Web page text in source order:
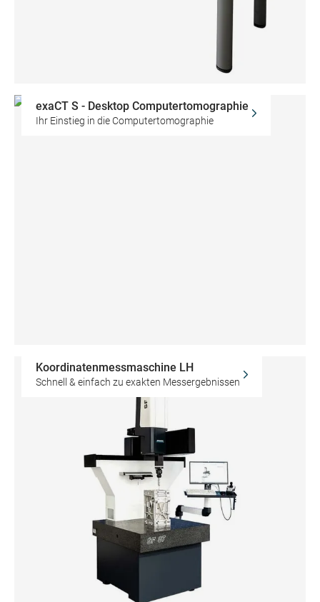
exaCT S - Desktop Computertomographie
Ihr Einstieg in die Computertomographie
Koordinatenmessmaschine LH
Schnell & einfach zu exakten Messergebnissen